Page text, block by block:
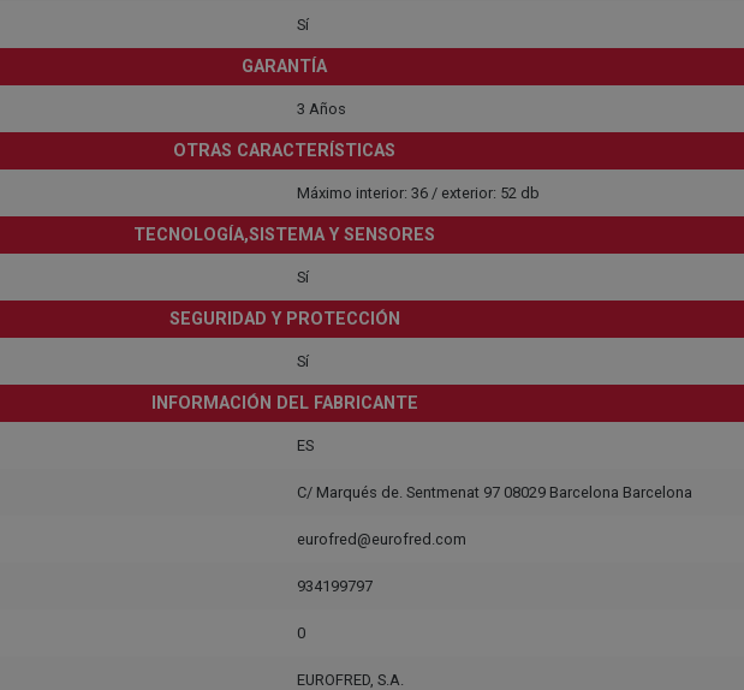
Sí
GARANTÍA
3 Años
OTRAS CARACTERÍSTICAS
Máximo interior: 36 / exterior: 52 db
TECNOLOGÍA,SISTEMA Y SENSORES
Sí
SEGURIDAD Y PROTECCIÓN
Sí
INFORMACIÓN DEL FABRICANTE
ES
C/ Marqués de. Sentmenat 97 08029 Barcelona Barcelona
eurofred@eurofred.com
934199797
0
EUROFRED, S.A.